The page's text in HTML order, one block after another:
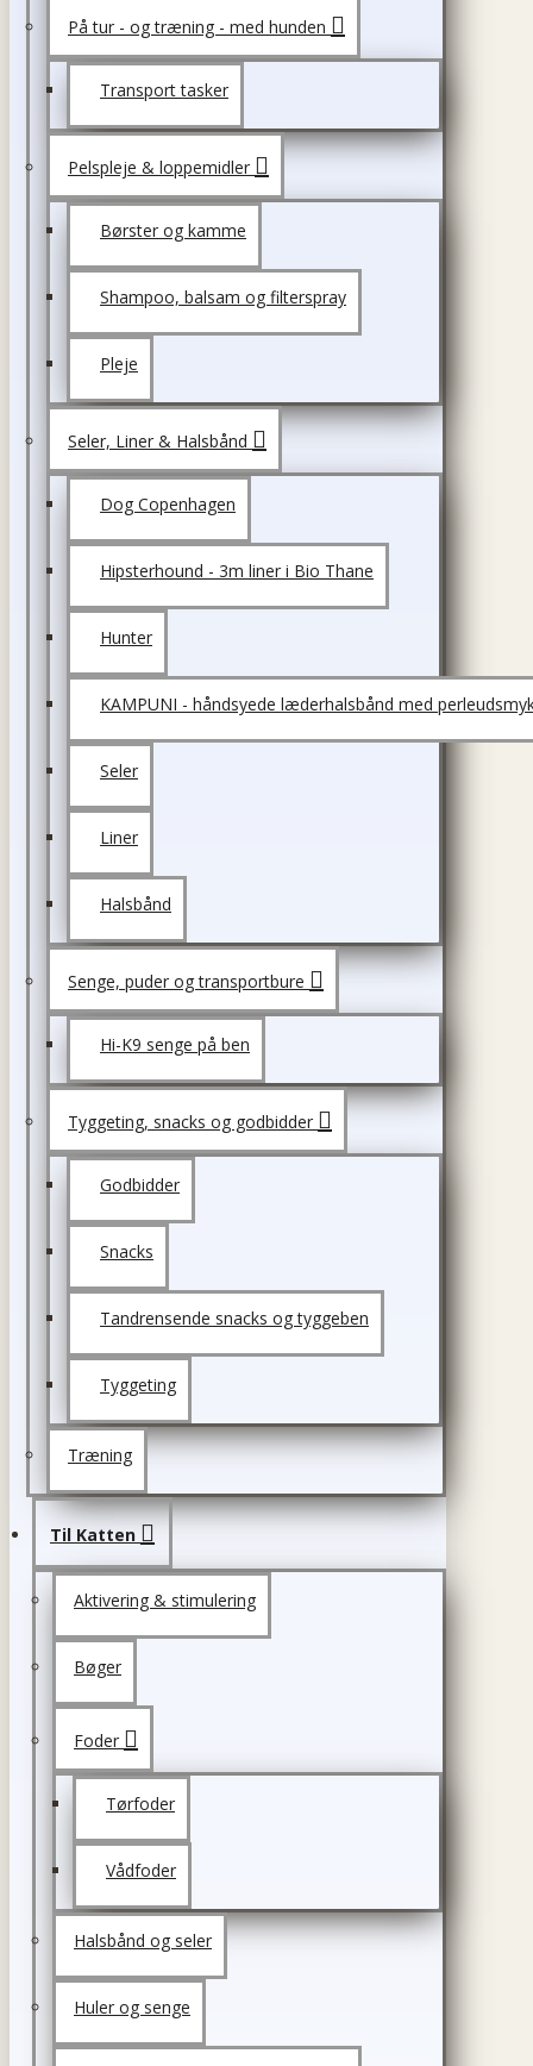
På tur - og træning - med hunden
Transport tasker
Pelspleje & loppemidler
Børster og kamme
Shampoo, balsam og filterspray
Pleje
Seler, Liner & Halsbånd
Dog Copenhagen
Hipsterhound - 3m liner i Bio Thane
Hunter
KAMPUNI - håndsyede læderhalsbånd med
Seler
Liner
Halsbånd
Senge, puder og transportbure
Hi-K9 senge på ben
Tyggeting, snacks og godbidder
Godbidder
Snacks
Tandrensende snacks og tyggeben
Tyggeting
Træning
Til Katten
Aktivering & stimulering
Bøger
Foder
Tørfoder
Vådfoder
Halsbånd og seler
Huler og senge